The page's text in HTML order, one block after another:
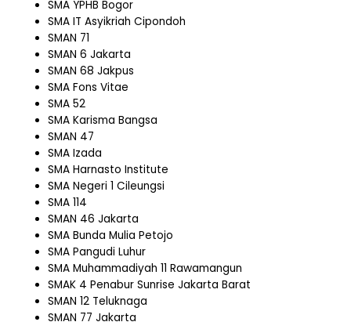
SMA YPHB Bogor
SMA IT Asyikriah Cipondoh
SMAN 71
SMAN 6 Jakarta
SMAN 68 Jakpus
SMA Fons Vitae
SMA 52
SMA Karisma Bangsa
SMAN 47
SMA Izada
SMA Harnasto Institute
SMA Negeri 1 Cileungsi
SMA 114
SMAN 46 Jakarta
SMA Bunda Mulia Petojo
SMA Pangudi Luhur
SMA Muhammadiyah 11 Rawamangun
SMAK 4 Penabur Sunrise Jakarta Barat
SMAN 12 Teluknaga
SMAN 77 Jakarta